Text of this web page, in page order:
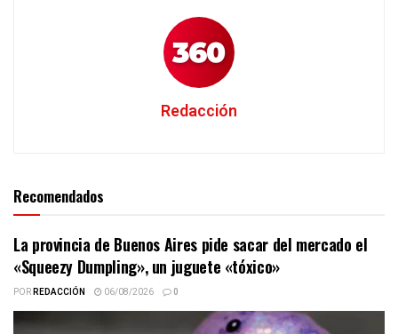
Redacción
Recomendados
La provincia de Buenos Aires pide sacar del mercado el
«Squeezy Dumpling», un juguete «tóxico»
PORREDACCIÓN 06/08/2026 0